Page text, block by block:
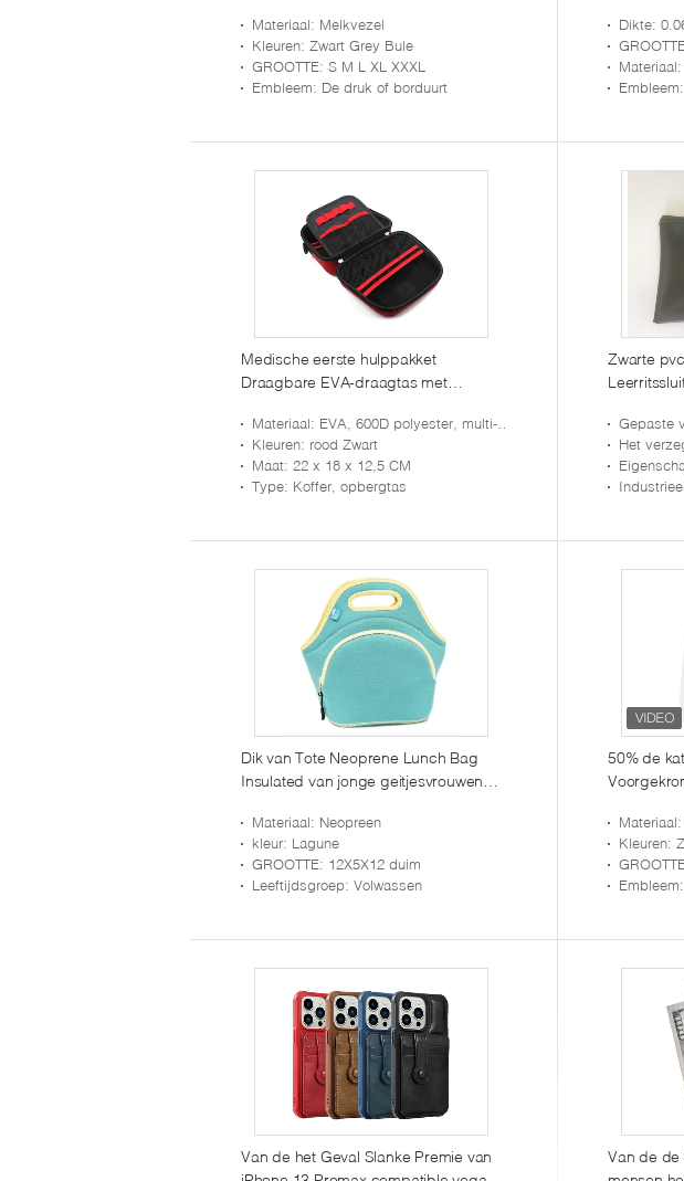
Materiaal: Melkvezel
Kleuren: Zwart Grey Bule
GROOTTE: S M L XL XXXL
Embleem: De druk of borduurt
Dikte:
Materiaal:
Embleem
Medische eerste hulppakket
Draagbare EVA-draagtas met
riemen voor organisatie
Materiaal: EVA, 600D polyester, multi-spandex
Kleuren: rood Zwart
Maat: 22 x 18 x 12,5 CM
Type: Koffer, opbergtas
Zwarte
Gepaste
Het
Dik van Tote Neoprene Lunch Bag
Insulated van jonge geitjesvrouwen
Materiaal: Neopreen
kleur: Lagune
GROOTTE: 12X5X12 duim
Leeftijdsgroep: Volwassen
50% de
van de
Materiaal:
Kleuren:
Embleem
Van de het Geval Slanke Premie van
Van de de